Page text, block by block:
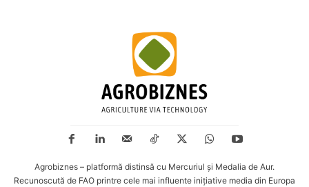
Agrobiznes – platformă distinsă cu Mercuriul și Medalia de Aur.
Recunoscută de FAO printre cele mai influente inițiative media din Europa